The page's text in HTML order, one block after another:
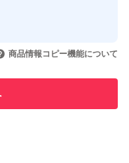
了させた実績があります
実績があります
商品情報コピー機能について